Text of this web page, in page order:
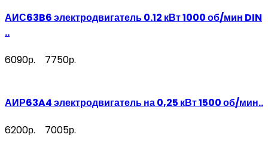
АИС63B6 электродвигатель 0.12 кВт 1000 об/мин DIN
..
6090р. 7750р.
АИР63A4 электродвигатель на 0,25 кВт 1500 об/мин..
6200р. 7005р.